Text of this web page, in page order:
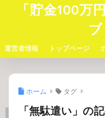
「貯金100万
運営者情報 トップページ
ホーム タグ
「無駄遣い」の